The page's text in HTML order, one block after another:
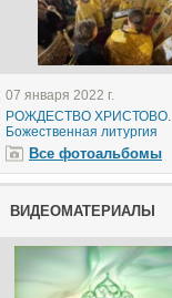
07 января 2022 г.
РОЖДЕСТВО ХРИСТОВО.
Божественная литургия
Все фотоальбомы
ВИДЕОМАТЕРИАЛЫ